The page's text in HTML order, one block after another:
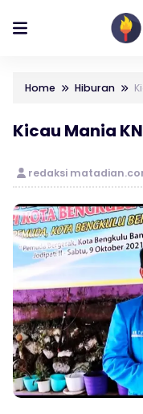
Home Hiburan
Kicau Mania
redaksi